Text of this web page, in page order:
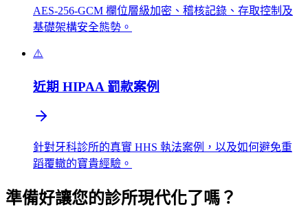
AES-256-GCM 欄位層級加密、稽核記錄、存取控制及
基礎架構安全態勢。
⚠️
近期 HIPAA 罰款案例
針對牙科診所的真實 HHS 執法案例，以及如何避免重
蹈覆轍的寶貴經驗。
準備好讓您的診所現代化了嗎？